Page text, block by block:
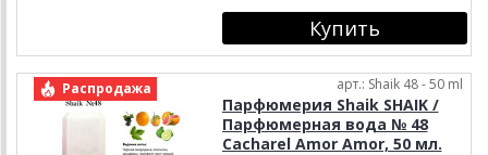
Распродажа арт.: Shaik 48 - 50 ml
Парфюмерия Shaik SHAIK /
Парфюмерная вода № 48
Cacharel Amor Amor, 50 мл.